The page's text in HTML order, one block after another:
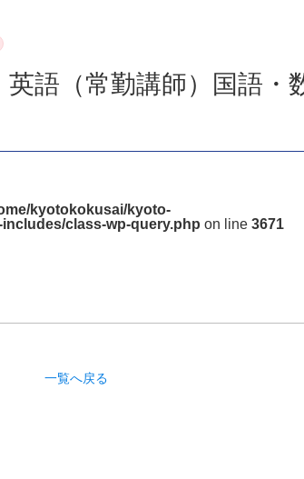
語（常勤講師）国語・
kyotokokusai/kyoto-
class-wp-query.php on line 3671
一覧へ戻る